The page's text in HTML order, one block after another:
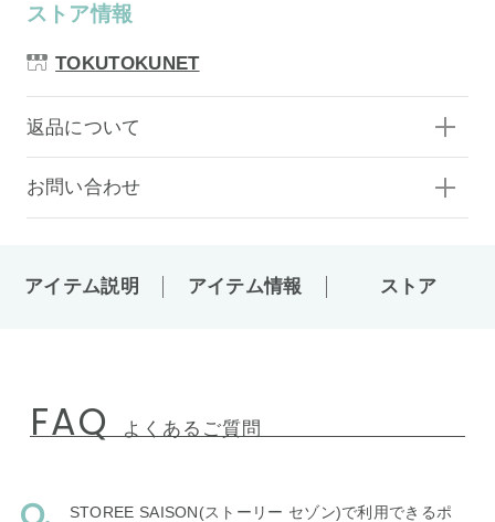
ストア情報
TOKUTOKUNET
返品について
お問い合わせ
アイテム説明 アイテム情報 ストア
FAQ よくあるご質問
STOREE SAISON(ストーリー セゾン)で利用できるポ